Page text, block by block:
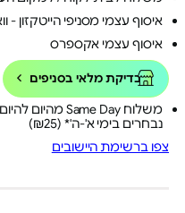
איסוף עצמי מסניפי הייטקזון -
איסוף עצמי אקספרס
בדיקת מלאי בסניפים
נבחרים בימי א'-ה'* (₪25)
צפו ברשימת היישובים